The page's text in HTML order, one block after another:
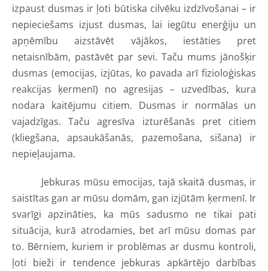
izpaust dusmas ir ļoti būtiska cilvēku izdzīvošanai – ir
nepieciešams izjust dusmas, lai iegūtu enerģiju un
apņēmību aizstāvēt vājākos, iestāties pret
netaisnībām, pastāvēt par sevi. Taču mums jānošķir
dusmas (emocijas, izjūtas, ko pavada arī fizioloģiskas
reakcijas ķermenī) no agresijas – uzvedības, kura
nodara kaitējumu citiem. Dusmas ir normālas un
vajadzīgas. Taču agresīva izturēšanās pret citiem
(kliegšana, apsaukāšanās, pazemošana, sišana) ir
nepieļaujama.
Jebkuras mūsu emocijas, tajā skaitā dusmas, ir
saistītas gan ar mūsu domām, gan izjūtām ķermenī. Ir
svarīgi apzināties, ka mūs sadusmo ne tikai pati
situācija, kurā atrodamies, bet arī mūsu domas par
to. Bērniem, kuriem ir problēmas ar dusmu kontroli,
ļoti bieži ir tendence jebkuras apkārtējo darbības